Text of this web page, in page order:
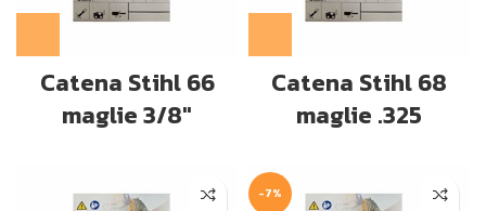
Catena Stihl 66
maglie 3/8″
Catena Stihl 68
maglie .325
-7%